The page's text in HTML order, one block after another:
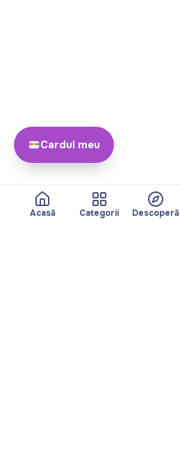
Acasă Categorii Descoperă
Cardul meu